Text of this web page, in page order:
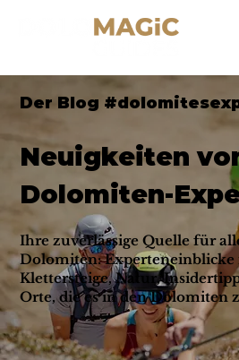
Der Blog
Neuigkeiten
Dolomiten-
Ihre zuverlässige Quelle für
Dolomiten: Experteneinblicke
Klettersteige, Natur,
Orte, die es in den Dolomiten